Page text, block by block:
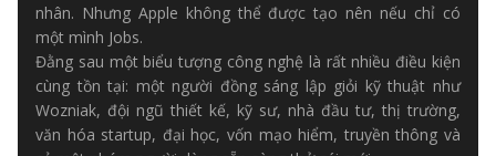
nhân. Nhưng Apple không thể được tạo nên nếu chỉ có
một mình Jobs.
Đằng sau một biểu tượng công nghệ là rất nhiều điều kiện
cùng tồn tại: một người đồng sáng lập giỏi kỹ thuật như
Wozniak, đội ngũ thiết kế, kỹ sư, nhà đầu tư, thị trường,
văn hóa startup, đại học, vốn mạo hiểm, truyền thông và